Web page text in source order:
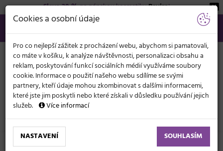
Sleva 20 %na pánskou kosmetikuBeviro!
566 440 099
info@svetkadernictvi.cz
Po−pá: 8−17
Vše o nákupu Kč
KATEGORIE
MENU
Vlasová kosmetika Ostatní příslušenství
Pumpa na šampony a
Cookies a osobní údaje
Pro co nejlepší zážitek z procházení webu, abychom si pamatovali,
co máte v košíku, k analýze návštěvnosti, personalizaci obsahu a
reklam, poskytování funkcí sociálních médií využíváme soubory
cookie. Informace o použití našeho webu sdílíme se svými
partnery, kteří údaje mohou zkombinovat s dalšími informacemi,
které jste jim poskytli nebo které získali v důsledku používání jejich
služeb.
Více informací
NASTAVENÍ SOUHLASÍM